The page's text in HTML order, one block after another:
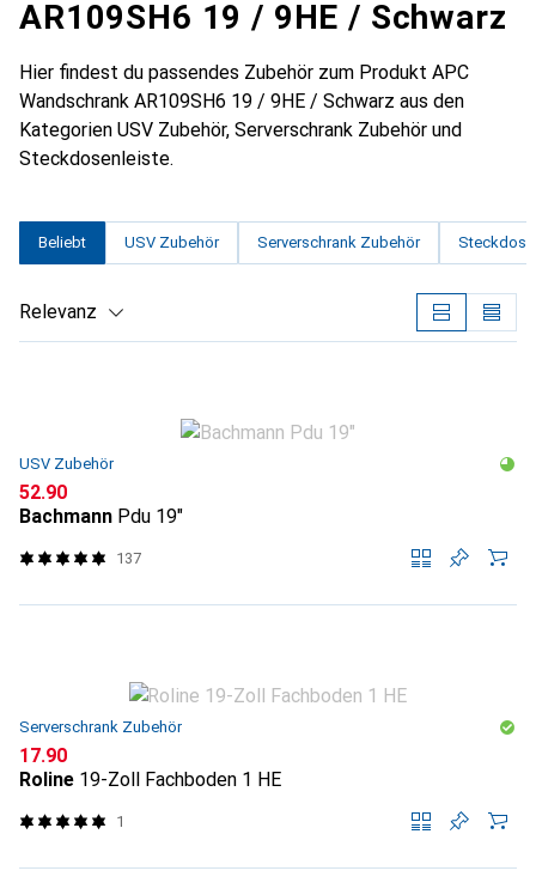
AR109SH6 19 / 9HE / Schwarz
Hier findest du passendes Zubehör zum Produkt APC
Wandschrank AR109SH6 19 / 9HE / Schwarz aus den
Kategorien USV Zubehör, Serverschrank Zubehör und
Steckdosenleiste.
Beliebt USV Zubehör Serverschrank Zubehör
Relevanz
USV Zubehör
CHF
52.90
Bachmann Pdu 19"
137
Serverschrank Zubehör
CHF
17.90
Roline 19-Zoll Fachboden 1 HE
1